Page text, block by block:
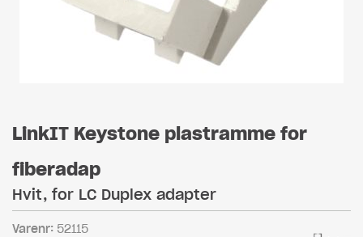
LinkIT Keystone plastramme for
fiberadap
Hvit, for LC Duplex adapter
Varenr: 52115